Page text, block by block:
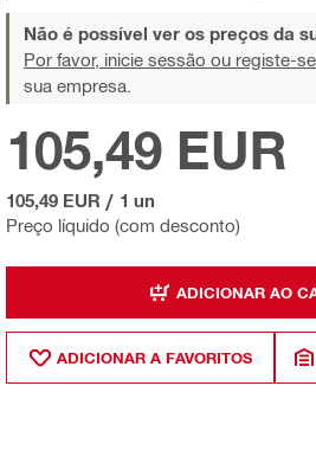
Não é possível ver os preços da
Por favor, inicie sessão ou registe-se
sua empresa.
Preço líquido (com desconto)
105,49 EUR
105,49 EUR / 1 un
ADICIONAR AO
ADICIONAR A FAVORITOS